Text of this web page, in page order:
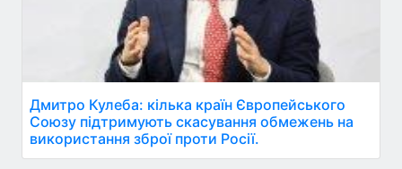
Дмитро Кулеба: кілька країн Європейського
Союзу підтримують скасування обмежень на
використання зброї проти Росії.